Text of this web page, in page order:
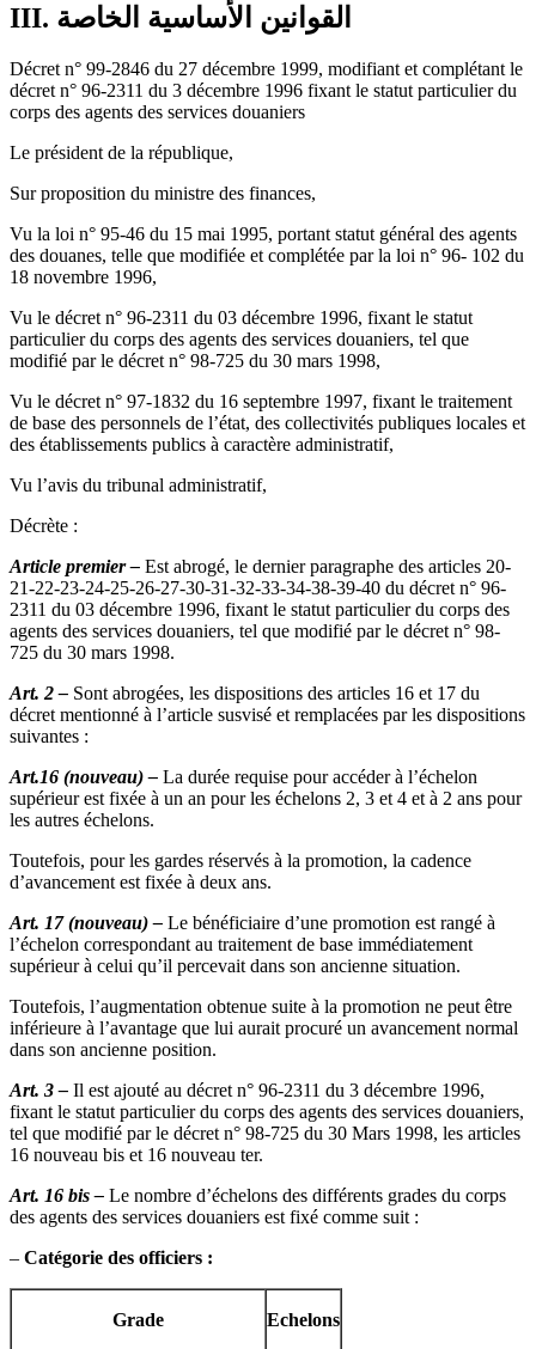
III. القوانين الأساسية الخاصة
Décret n° 99-2846 du 27 décembre 1999, modifiant et complétant le
décret n° 96-2311 du 3 décembre 1996 fixant le statut particulier du
corps des agents des services douaniers
Le président de la république,
Sur proposition du ministre des finances,
Vu la loi n° 95-46 du 15 mai 1995, portant statut général des agents
des douanes, telle que modifiée et complétée par la loi n° 96- 102 du
18 novembre 1996,
Vu le décret n° 96-2311 du 03 décembre 1996, fixant le statut
particulier du corps des agents des services douaniers, tel que
modifié par le décret n° 98-725 du 30 mars 1998,
Vu le décret n° 97-1832 du 16 septembre 1997, fixant le traitement
de base des personnels de l’état, des collectivités publiques locales et
des établissements publics à caractère administratif,
Vu l’avis du tribunal administratif,
Décrète :
Article premier – Est abrogé, le dernier paragraphe des articles 20-
21-22-23-24-25-26-27-30-31-32-33-34-38-39-40 du décret n° 96-
2311 du 03 décembre 1996, fixant le statut particulier du corps des
agents des services douaniers, tel que modifié par le décret n° 98-
725 du 30 mars 1998.
Art. 2 – Sont abrogées, les dispositions des articles 16 et 17 du
décret mentionné à l’article susvisé et remplacées par les dispositions
suivantes :
Art.16 (nouveau) – La durée requise pour accéder à l’échelon
supérieur est fixée à un an pour les échelons 2, 3 et 4 et à 2 ans pour
les autres échelons.
Toutefois, pour les gardes réservés à la promotion, la cadence
d’avancement est fixée à deux ans.
Art. 17 (nouveau) – Le bénéficiaire d’une promotion est rangé à
l’échelon correspondant au traitement de base immédiatement
supérieur à celui qu’il percevait dans son ancienne situation.
Toutefois, l’augmentation obtenue suite à la promotion ne peut être
inférieure à l’avantage que lui aurait procuré un avancement normal
dans son ancienne position.
Art. 3 – Il est ajouté au décret n° 96-2311 du 3 décembre 1996,
fixant le statut particulier du corps des agents des services douaniers,
tel que modifié par le décret n° 98-725 du 30 Mars 1998, les articles
16 nouveau bis et 16 nouveau ter.
Art. 16 bis – Le nombre d’échelons des différents grades du corps
des agents des services douaniers est fixé comme suit :
– Catégorie des officiers :
Grade Echelons